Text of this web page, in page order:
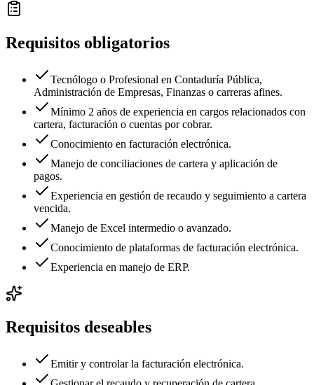
Requisitos obligatorios
Tecnólogo o Profesional en Contaduría Pública,
Administración de Empresas, Finanzas o carreras afines.
Mínimo 2 años de experiencia en cargos relacionados con
cartera, facturación o cuentas por cobrar.
Conocimiento en facturación electrónica.
Manejo de conciliaciones de cartera y aplicación de
pagos.
Experiencia en gestión de recaudo y seguimiento a cartera
vencida.
Manejo de Excel intermedio o avanzado.
Conocimiento de plataformas de facturación electrónica.
Experiencia en manejo de ERP.
Requisitos deseables
Emitir y controlar la facturación electrónica.